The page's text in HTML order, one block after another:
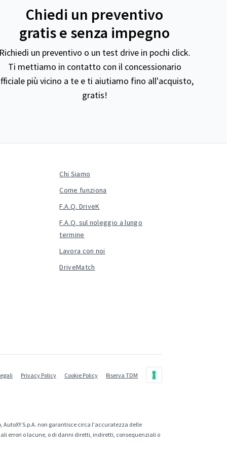
Chiedi un preventivo
gratis e senza impegno
Richiedi un preventivo o un test drive in pochi click.
Ti mettiamo in contatto con il concessionario
più vicino a te e ti aiutiamo fino all'acquisto,
gratis!
Chi Siamo
Come funziona
F.A.Q. DriveK
F.A.Q. sul noleggio a lungo
termine
Lavora con noi
DriveMatch
Privacy Policy Cookie Policy Riserva TDM
S.p.A. non garantisce circa l'accuratezza delle
errori o lacune, o di danni diretti, indiretti, consequenziali o